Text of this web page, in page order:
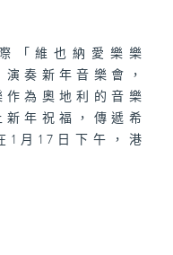
「維也納愛樂樂
奏新年音樂會，
為奧地利的音樂
年祝福，傳遞希
1月17日下午，港